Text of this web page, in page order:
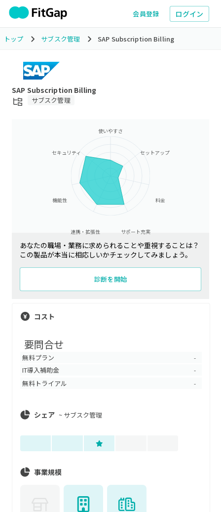
会員登録 ログイン
トップ サブスク管理 SAP Subscription Billing
SAP Subscription Billing
サブスク管理
使いやすさ
セットアップ
料金
サポート充実
連携・拡張性
機能性
セキュリティ
あなたの職場・業務に求められることや重視することは？
この製品が本当に相応しいかチェックしてみましょう。
診断を開始
コスト
要問合せ
無料プラン -
IT導入補助金 -
無料トライアル -
シェア ~ サブスク管理
事業規模